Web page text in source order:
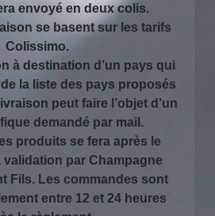
envoyé en deux colis.
se basent sur les tarifs
Colissimo.
à destination d’un pays qui
la liste des pays proposés
peut faire l’objet d’un
demandé par mail.
produits se fera après le
validation par Champagne
Fils. Les commandes sont
entre 12 et 24 heures